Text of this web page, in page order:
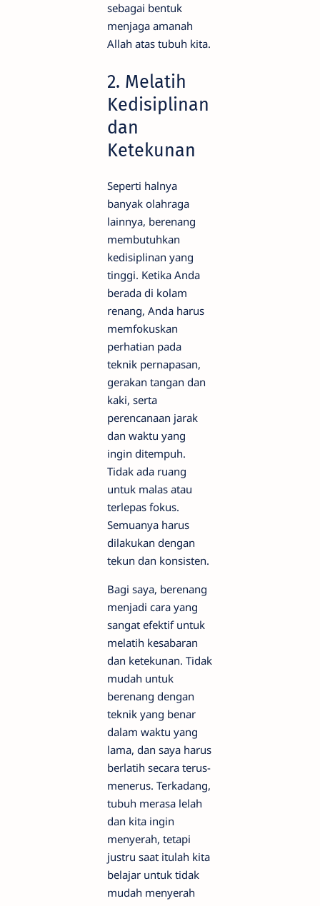
sebagai bentuk
menjaga amanah
Allah atas tubuh kita.
2. Melatih
Kedisiplinan
dan
Ketekunan
Seperti halnya
banyak olahraga
lainnya, berenang
membutuhkan
kedisiplinan yang
tinggi. Ketika Anda
berada di kolam
renang, Anda harus
memfokuskan
perhatian pada
teknik pernapasan,
gerakan tangan dan
kaki, serta
perencanaan jarak
dan waktu yang
ingin ditempuh.
Tidak ada ruang
untuk malas atau
terlepas fokus.
Semuanya harus
dilakukan dengan
tekun dan konsisten.
Bagi saya, berenang
menjadi cara yang
sangat efektif untuk
melatih kesabaran
dan ketekunan. Tidak
mudah untuk
berenang dengan
teknik yang benar
dalam waktu yang
lama, dan saya harus
berlatih secara terus-
menerus. Terkadang,
tubuh merasa lelah
dan kita ingin
menyerah, tetapi
justru saat itulah kita
belajar untuk tidak
mudah menyerah